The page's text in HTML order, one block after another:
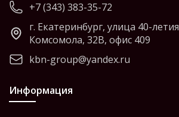
+7 (343) 383-35-72
г. Екатеринбург, улица 40-летия
Комсомола, 32В, офис 409
kbn-group@yandex.ru
Информация